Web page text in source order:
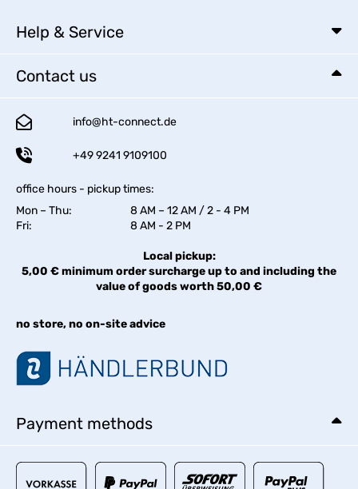
Help & Service
Contact us
info@ht-connect.de
+49 9241 9109100
office hours - pickup times:
Mon – Thu:
8 AM – 12 AM / 2 - 4 PM
Fri:
8 AM - 2 PM
Local pickup:
5,00 € minimum order surcharge up to and including the
value of goods worth 50,00 €
no store, no on-site advice
Payment methods